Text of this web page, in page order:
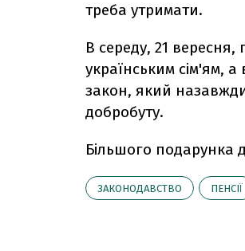
треба утримати.
В середу, 21 вересня,
українським сім'ям,
закон, який назавжди
добробуту.
Більшого подарунка
ЗАКОНОДАВСТВО ПЕНСІЇ